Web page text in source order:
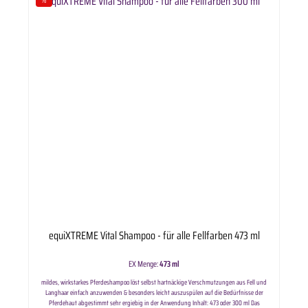
Rabatt
equiXTREME Vital Shampoo - für alle Fellfarben 473 ml
EX Menge:473 ml
mildes, wirkstarkes Pferdeshampoo löst selbst hartnäckige Verschmutzungen aus Fell und
Langhaar einfach anzuwenden & besonders leicht auszuspülen auf die Bedürfnisse der
Pferdehaut abgestimmt sehr ergiebig in der Anwendung Inhalt: 473 oder 300 ml Das